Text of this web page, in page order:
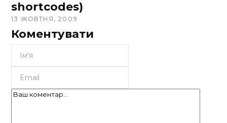
shortcodes)
13 ЖОВТНЯ, 2009
Коментувати